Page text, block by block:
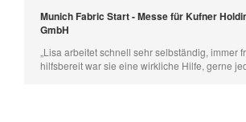
Munich Fabric Start - Messe für Kufner
GmbH
„Lisa arbeitet schnell sehr selbständig, immer
hilfsbereit war sie eine wirkliche Hilfe, gerne